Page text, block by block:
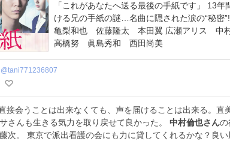
「これがあなたへ送る最後の手紙です」 13年
ける兄の手紙の謎…名曲に隠された涙の“秘密”!? 出
亀梨和也 佐藤隆太 本田翼 広瀬アリス 中
高橋努 眞島秀和 西田尚美
@tani771236807
接会うことは出来なくても、声を届けることは出来る。直
さんも生きる気力を取り戻せて良かった。 中村倫也さんの
次。 東京で派出看護の会にも力に貸してくれるかな？良い